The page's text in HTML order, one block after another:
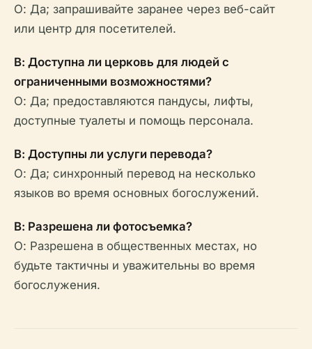
О: Да; запрашивайте заранее через веб-сайт
или центр для посетителей.
В: Доступна ли церковь для людей с
ограниченными возможностями?
О: Да; предоставляются пандусы, лифты,
доступные туалеты и помощь персонала.
В: Доступны ли услуги перевода?
О: Да; синхронный перевод на несколько
языков во время основных богослужений.
В: Разрешена ли фотосъемка?
О: Разрешена в общественных местах, но
будьте тактичны и уважительны во время
богослужения.